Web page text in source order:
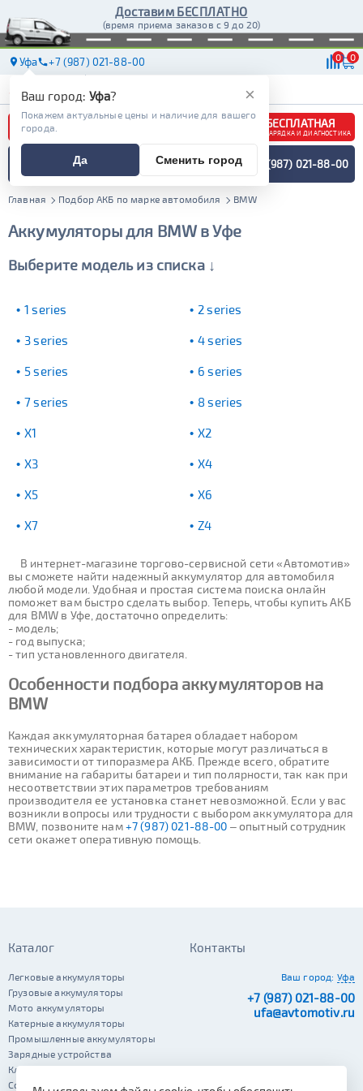
Доставим БЕСПЛАТНО
(время приема заказов с 9 до 20)
Уфа +7 (987) 021-88-00 0 0
АКБ ДОСТАВКА
БЕСПЛАТНАЯ
ЗАРЯДКА И ДИАГНОСТИКА
ПОДБОР АККУМУЛЯТОРА
СПЕЦИАЛИСТОМ +7 (987) 021-88-00
Главная Подбор АКБ по марке автомобиля BMW
Аккумуляторы для BMW в Уфе
Выберите модель из списка ↓
1 series 2 series
3 series 4 series
5 series 6 series
7 series 8 series
X1 X2
X3 X4
X5 X6
X7 Z4
В интернет-магазине торгово-сервисной сети «Автомотив»
вы сможете найти надежный аккумулятор для автомобиля
любой модели. Удобная и простая система поиска онлайн
поможет вам быстро сделать выбор. Теперь, чтобы купить АКБ
для BMW в Уфе, достаточно определить:
- модель;
- год выпуска;
- тип установленного двигателя.
Особенности подбора аккумуляторов на
BMW
Каждая аккумуляторная батарея обладает набором
технических характеристик, которые могут различаться в
зависимости от типоразмера АКБ. Прежде всего, обратите
внимание на габариты батареи и тип полярности, так как при
несоответствии этих параметров требованиям
производителя ее установка станет невозможной. Если у вас
возникли вопросы или трудности с выбором аккумулятора для
BMW, позвоните нам+7 (987) 021-88-00 – опытный сотрудник
сети окажет оперативную помощь.
×
Ваш город: Уфа?
Покажем актуальные цены и наличие для вашего
города.
Да Сменить город
Каталог
Легковые аккумуляторы
Грузовые аккумуляторы
Мото аккумуляторы
Катерные аккумуляторы
Промышленные аккумуляторы
Зарядные устройства
Клеммы
Сопутствующие автотовары
Контакты
Ваш город: Уфа
+7 (987) 021-88-00
ufa@avtomotiv.ru